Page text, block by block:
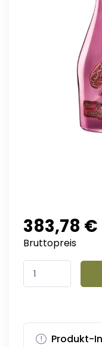
383,78 €
Bruttopreis
Produkt-